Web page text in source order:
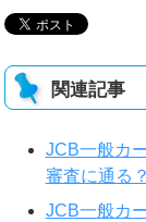
関連記事
JCB一般カ
審査に通る？
JCB一般カ